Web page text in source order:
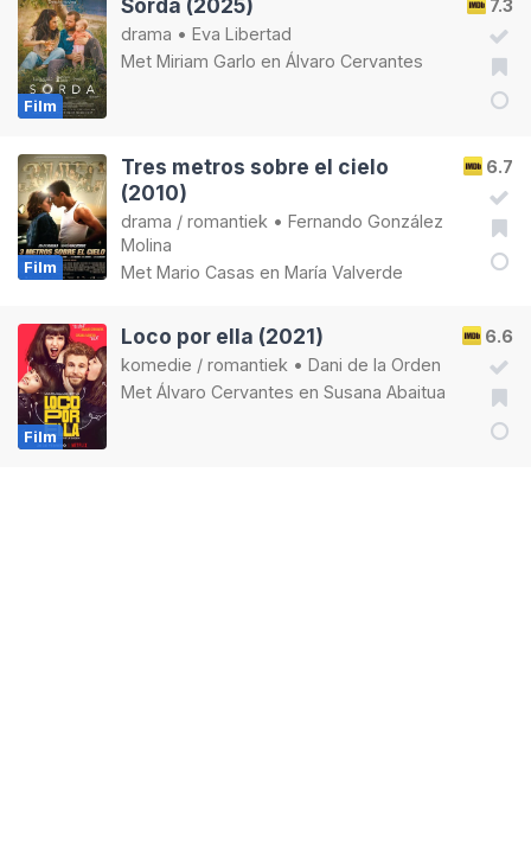
Film
7.3
Sorda (2025)
drama • Eva Libertad
Met Miriam Garlo en Álvaro Cervantes
Film
6.7
Tres metros sobre el cielo
(2010)
drama / romantiek • Fernando González
Molina
Met Mario Casas en María Valverde
Film
6.6
Loco por ella (2021)
komedie / romantiek • Dani de la Orden
Met Álvaro Cervantes en Susana Abaitua